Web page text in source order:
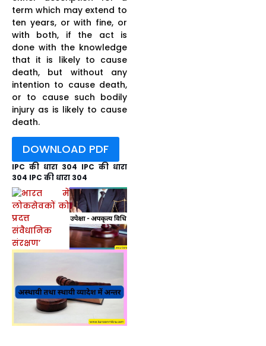
term which may extend to
ten years, or with fine, or
with both, if the act is
done with the knowledge
that it is likely to cause
death, but without any
intention to cause death,
or to cause such bodily
injury as is likely to cause
death.
DOWNLOAD PDF
IPC की धारा 304 IPC की धारा
304 IPC की धारा 304